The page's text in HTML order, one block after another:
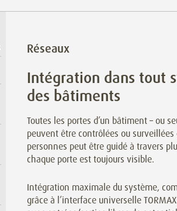
Réseaux
Intégration dans tout
des bâtiments
Toutes les portes d’un bâtiment – ou
peuvent être contrôlées ou
personnes peut être guidé à travers
chaque porte est toujours visible.
Intégration maximale du système,
grâce à l’interface universelle